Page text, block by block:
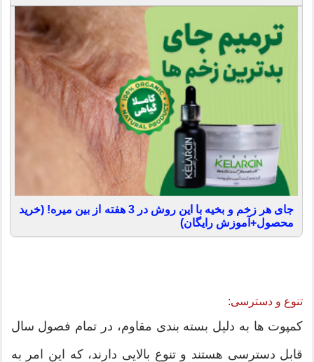
جای هر زخم و بخیه با این روش در 3 هفته از بین میره! (خرید
محصول+آموزش رایگان)
تنوع و دسترسی:
کمپوت ها به دلیل بسته بندی مقاوم، در تمام فصول سال
قابل دسترسی هستند و تنوع بالایی دارند، که این امر به